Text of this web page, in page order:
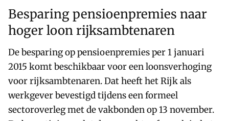
Besparing pensioenpremies naar
hoger loon rijksambtenaren
De besparing op pensioenpremies per 1 januari
2015 komt beschikbaar voor een loonsverhoging
voor rijksambtenaren. Dat heeft het Rijk als
werkgever bevestigd tijdens een formeel
sectoroverleg met de vakbonden op 13 november.